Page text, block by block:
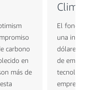
carbono
en
más de
El fondo
una
dólares,
de